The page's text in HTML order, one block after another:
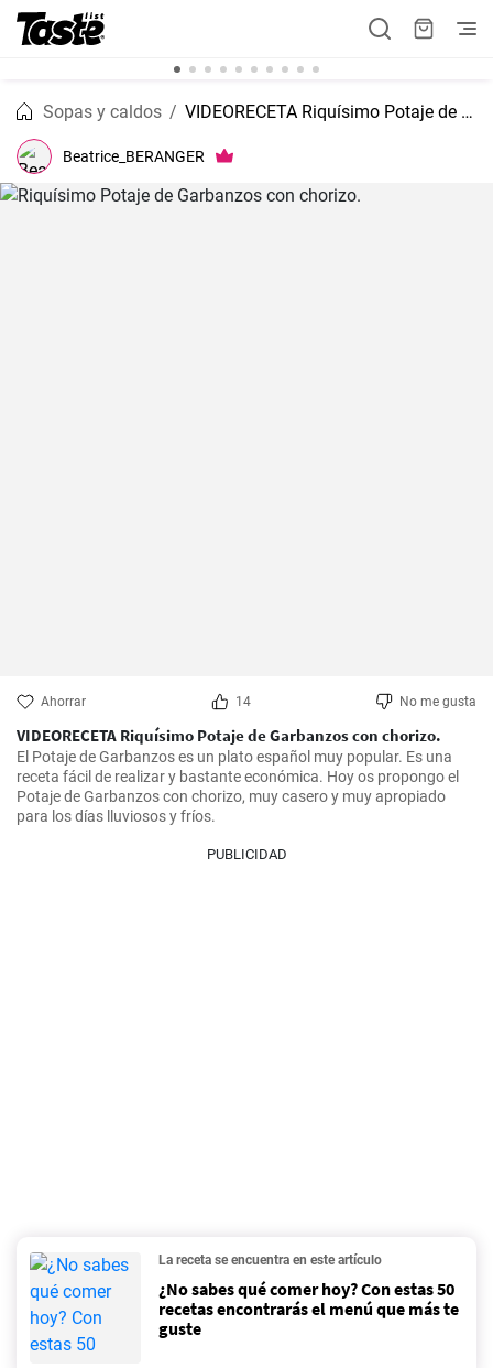
Sopas y caldos VIDEORECETA Riquísimo Potaje de Garbanzos con chorizo.
Beatrice_BERANGER
Ahorrar 14 No me gusta
VIDEORECETA Riquísimo Potaje de Garbanzos con chorizo.
El Potaje de Garbanzos es un plato español muy popular. Es una
receta fácil de realizar y bastante económica. Hoy os propongo el
Potaje de Garbanzos con chorizo, muy casero y muy apropiado
para los días lluviosos y fríos.
PUBLICIDAD
La receta se encuentra en este artículo
¿No sabes qué comer hoy? Con estas 50
recetas encontrarás el menú que más te
guste